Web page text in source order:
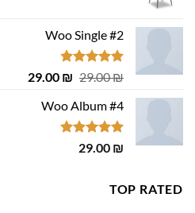
500.00 ₪.
Woo Single #2
דורג4.75
29.00₪
המחיר
היה:
29.00 ₪.
29.00 ₪
המחיר
Woo Album #4
דורג5.00
29.00 ₪
TOP RATED